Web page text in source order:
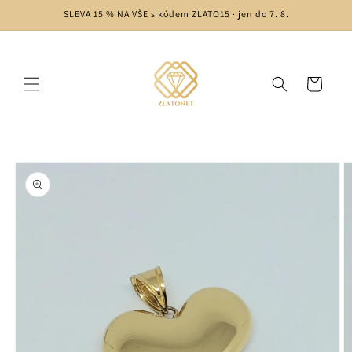
SLEVA 15 % NA VŠE s kódem ZLATO15 · jen do 7. 8.
Cart
Skip to
product
information